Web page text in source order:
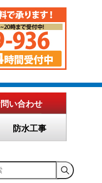
い合わせ
防水工事